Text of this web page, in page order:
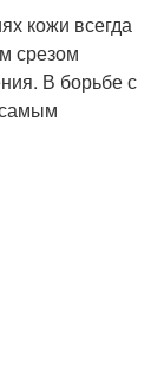
кожи всегда
срезом
В борьбе с